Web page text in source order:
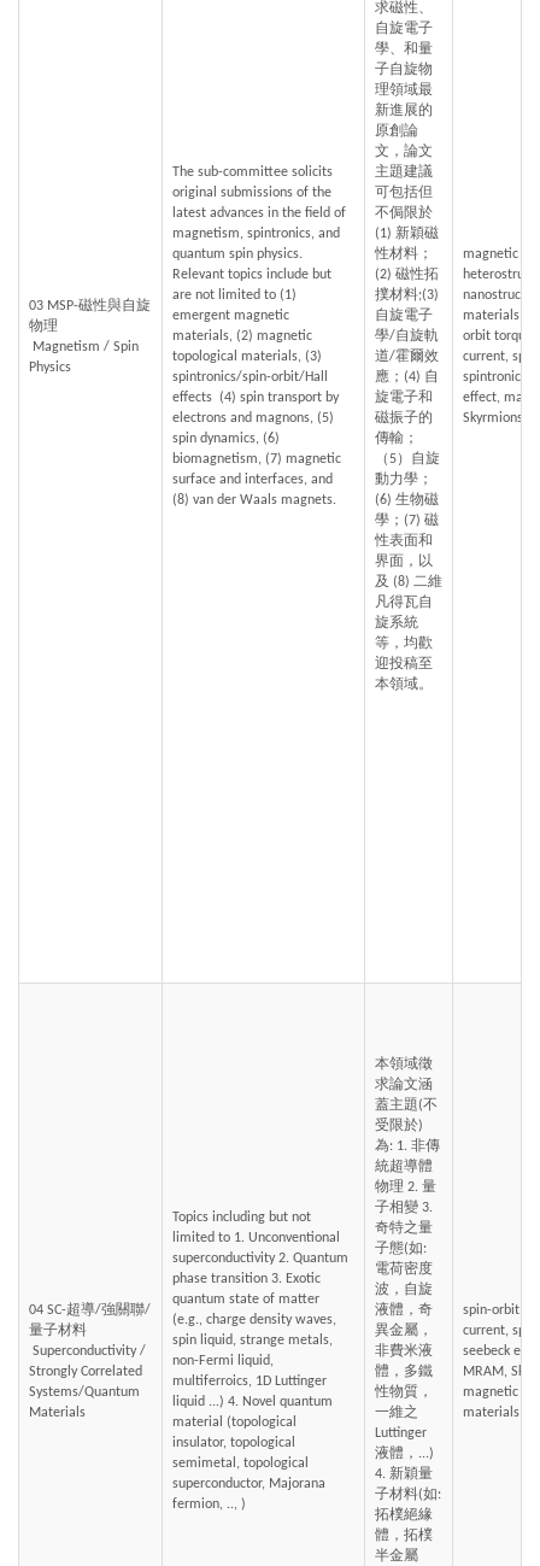
03 MSP-磁性與自旋
物理
Physics
The sub-committee solicits
original submissions of the
latest advances in the field of
magnetism, spintronics, and
quantum spin physics.
Relevant topics include but
are not limited to (1)
emergent magnetic
materials, (2) magnetic
topological materials, (3)
spintronics/spin-orbit/Hall
effects  (4) spin transport by
electrons and magnons, (5)
spin dynamics, (6)
biomagnetism, (7) magnetic
surface and interfaces, and
(8) van der Waals magnets.
求磁性、
自旋電子
學、和量
子自旋物
理領域最
新進展的
原創論
文，論文
主題建議
可包括但
不侷限於
(1) 新穎磁
性材料；
(2) 磁性拓
撲材料;(3)
自旋電子
學/自旋軌
道/霍爾效
應；(4) 自
旋電子和
磁振子的
傳輸；
（5）自旋
動力學；
(6) 生物磁
學；(7) 磁
性表面和
界面，以
及 (8) 二維
凡得瓦自
旋系統
等，均歡
迎投稿至
本領域。
magnetic
materials,
orbit
current,
spintronics,
effect,
Skyrmions,
04 SC-超導/強關聯/
量子材料
Strongly Correlated
Systems/Quantum
Materials
Topics including but not
limited to 1. Unconventional
superconductivity 2. Quantum
phase transition 3. Exotic
quantum state of matter
(e.g., charge density waves,
spin liquid, strange metals,
non-Fermi liquid,
multiferroics, 1D Luttinger
liquid ...) 4. Novel quantum
material (topological
insulator, topological
semimetal, topological
superconductor, Majorana
fermion, .., )
本領域徵
求論文涵
蓋主題(不
受限於)
為: 1. 非傳
統超導體
物理 2. 量
子相變 3.
奇特之量
子態(如:
電荷密度
波，自旋
液體，奇
異金屬，
非費米液
體，多鐵
性物質，
一維之
Luttinger
液體，...)
4. 新穎量
子材料(如:
拓樸絕緣
體，拓樸
半金屬
spin-orbit
current,
seebeck
MRAM,
magnetic
materials